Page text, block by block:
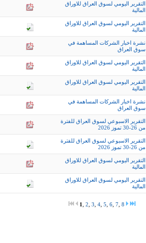
التقرير اليومي لسوق العراق للاوراق
المالية
التقرير اليومي لسوق العراق للاوراق
المالية
نشرة اخبار الشركات المساهمة في
سوق العراق
التقرير اليومي لسوق العراق للاوراق
المالية
التقرير اليومي لسوق العراق للاوراق
المالية
نشرة اخبار الشركات المساهمة في
سوق العراق
التقرير الاسبوعي لسوق العراق للفترة
من 26-30 تموز 2026
التقرير الاسبوعي لسوق العراق للفترة
من 26-30 تموز 2026
التقرير اليومي لسوق العراق للاوراق
المالية
التقرير اليومي لسوق العراق للاوراق
المالية
1 2 3 4 5 6 7 8